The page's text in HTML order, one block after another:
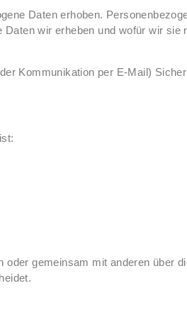
Daten erhoben.
wir erheben und wofür wir
Kommunikation per E-Mail)
gemeinsam mit anderen über